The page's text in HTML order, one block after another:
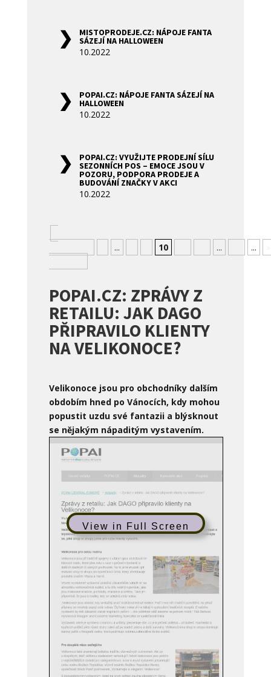
MISTOPRODEJE.CZ: NÁPOJE FANTA
SÁZEJÍ NA HALLOWEEN
10.2022
POPAI.CZ: NÁPOJE FANTA SÁZEJÍ NA
HALLOWEEN
10.2022
POPAI.CZ: VYUŽIJTE PRODEJNÍ SÍLU
SEZONNÍCH POS – EMOCE JSOU V
POZORU, PODPORA PRODEJE A
BUDOVÁNÍ ZNAČKY V AKCI
10.2022
... 10 ... ...
POPAI.CZ: ZPRÁVY Z
RETAILU: JAK DAGO
PŘIPRAVILO KLIENTY
NA VELIKONOCE?
Velikonoce jsou pro obchodníky dalším
obdobím hned po Vánocích, kdy mohou
popustit uzdu své fantazii a blýsknout
se nějakým nápaditým vystavením.
View in Full Screen